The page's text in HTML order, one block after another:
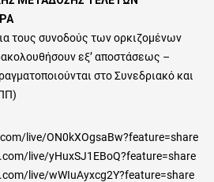
τους συνοδούς των ορκιζομένων
εξ’ αποστάσεως –
στο Συνεδριακό και
live/ON0kXOgsaBw?feature=share
live/yHuxSJ1EBoQ?feature=share
live/wWIuAyxcg2Y?feature=share